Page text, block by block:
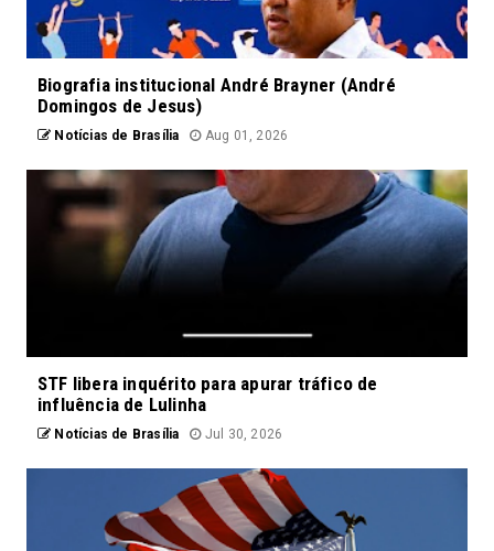
Biografia institucional André Brayner (André
Domingos de Jesus)
Notícias de Brasília Aug 01, 2026
STF libera inquérito para apurar tráfico de
influência de Lulinha
Notícias de Brasília Jul 30, 2026